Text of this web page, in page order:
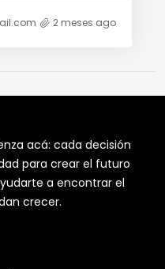
2 meses ago
acá: cada decisión
para crear el futuro
a encontrar el
crecer.